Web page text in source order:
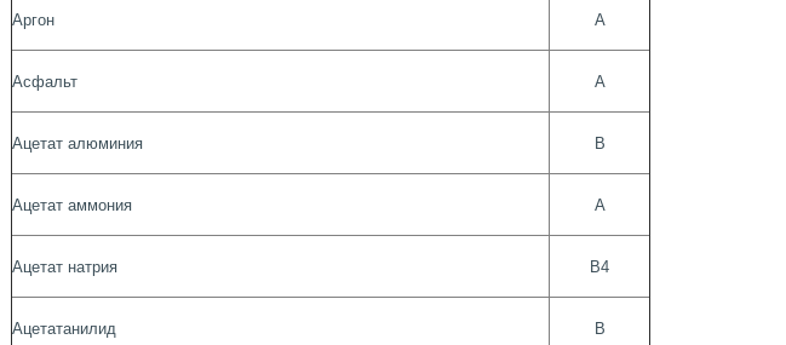
Аргон А
Асфальт А
Ацетат алюминия В
Ацетат аммония А
Ацетат натрия В4
Ацетатанилид В